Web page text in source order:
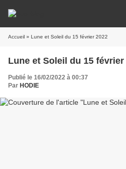
Accueil » Lune et Soleil du 15 février 2022
Lune et Soleil du 15 février
Publié le 16/02/2022 à 00:37
Par HODIE